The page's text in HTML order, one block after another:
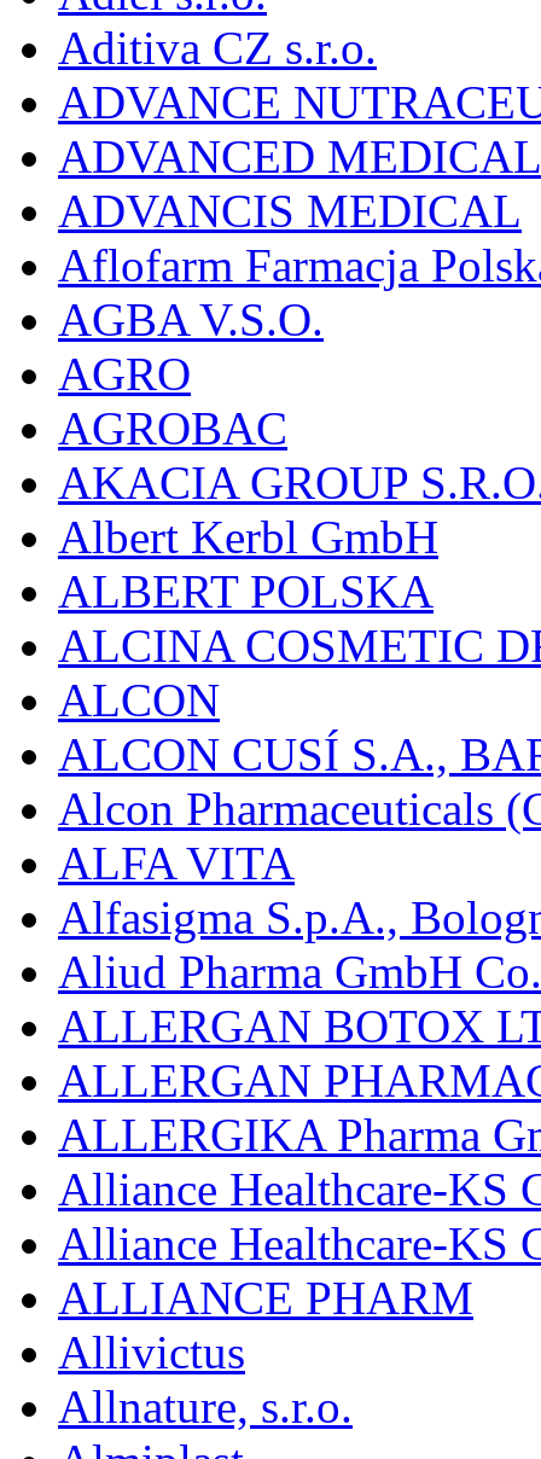
Aditiva CZ s.r.o.
ADVANCE
ADVANCED
ADVANCIS MEDICAL
Aflofarm Farmacja
AGBA V.S.O.
AGRO
AGROBAC
AKACIA GROUP
Albert Kerbl GmbH
ALBERT POLSKA
ALCINA COSMETIC
ALCON
ALCON CUSÍ S.A.,
Alcon Pharmaceuticals
ALFA VITA
Alfasigma S.p.A.,
Aliud Pharma GmbH
ALLERGAN BOTOX
ALLERGAN
ALLERGIKA Pharma
Alliance Healthcare-KS
Alliance Healthcare-KS
ALLIANCE PHARM
Allivictus
Allnature, s.r.o.